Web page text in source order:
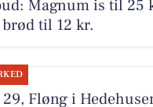
Magnum is til 25
til 12 kr.
29, Fløng i